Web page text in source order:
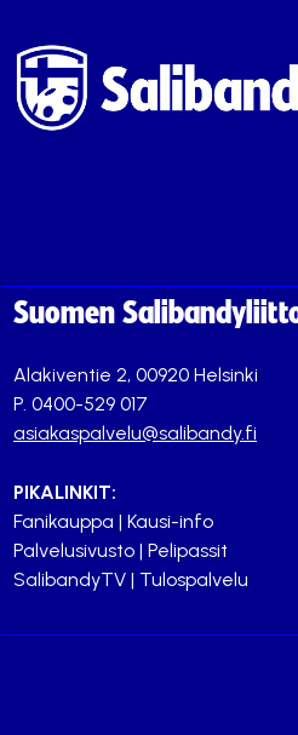
Suomen
Alakiventie 2, 00920 Helsinki
P. 0400-529 017
asiakaspalvelu@salibandy.fi
PIKALINKIT:
Fanikauppa | Kausi-info
Palvelusivusto | Pelipassit
SalibandyTV | Tulospalvelu